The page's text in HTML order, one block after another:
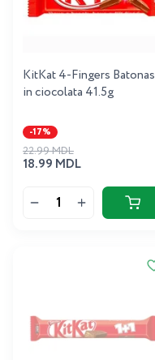
KitKat 4-Fingers Batonas
in ciocolata 41.5g
-17%
18.99 MDL
22.99 MDL